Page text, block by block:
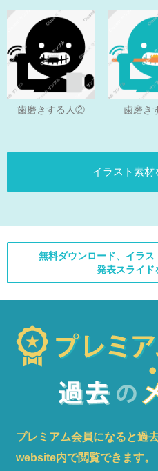
歯磨きする人② 歯磨き
イラスト素材
無料ダウンロード、イラス
発表スライド
プレミアム会員になると過
website内で閲覧できます。